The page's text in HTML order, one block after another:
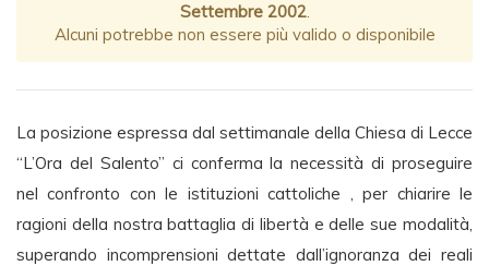
Settembre 2002.
Alcuni potrebbe non essere più valido o disponibile
La posizione espressa dal settimanale della Chiesa di Lecce
“L’Ora del Salento” ci conferma la necessità di proseguire
nel confronto con le istituzioni cattoliche , per chiarire le
ragioni della nostra battaglia di libertà e delle sue modalità,
superando incomprensioni dettate dall’ignoranza dei reali